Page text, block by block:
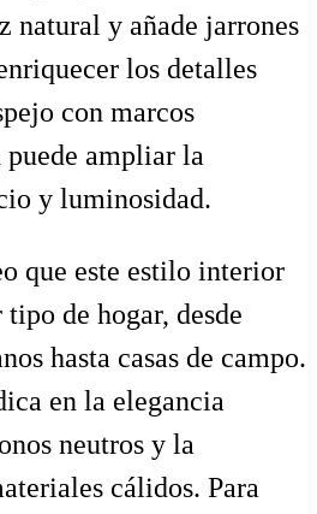
natural y añade jarrones
los detalles
con marcos
ampliar la
y luminosidad.
que este estilo interior
de hogar, desde
hasta casas de campo.
en la elegancia
neutros y la
cálidos. Para